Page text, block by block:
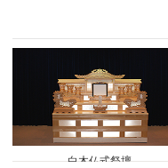
白木仏式祭壇